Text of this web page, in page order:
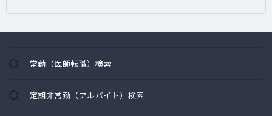
常勤（医師転職）検索
定期非常勤（アルバイト）検索